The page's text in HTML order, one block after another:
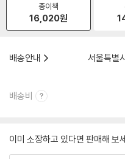
종이책
16,020원
배송안내
서울특별
배송비
이미 소장하고 있다면 판매해 보